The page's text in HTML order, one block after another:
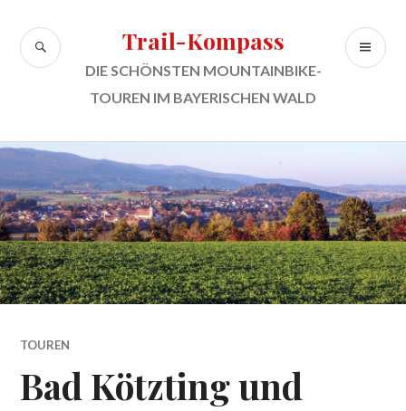
Inhalt
springen
Trail-Kompass
DIE SCHÖNSTEN MOUNTAINBIKE-
TOUREN IM BAYERISCHEN WALD
SUCHE
TOUREN
Bad Kötzting und